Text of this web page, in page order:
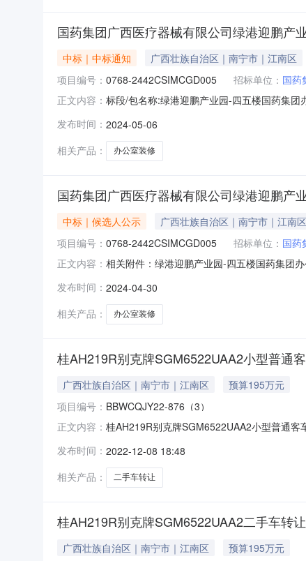
国药集团广西医疗器械有限公司绿港迎鹏产
中标｜中标通知 广西壮族自治区｜南宁市｜江南区
项目编号： 0768-2442CSIMCGD005 招标单位： 国药
正文内容： 标段/包名称:绿港迎鹏产业园-四五楼国药集
公示国药集团广西医疗器械有限公司绿港迎
发布时间： 2024-05-06
相关产品：
办公室装修
国药集团广西医疗器械有限公司绿港迎鹏产
中标｜候选人公示 广西壮族自治区｜南宁市｜江南区
项目编号： 0768-2442CSIMCGD005 招标单位： 国药
正文内容： 相关附件：绿港迎鹏产业园-四五楼国药集团
名：广西华信工程设计股份有限公司，报价
发布时间： 2024-04-30
相关产品：
办公室装修
桂AH219R别克牌SGM6522UAA2小型普通
广西壮族自治区｜南宁市｜江南区
预算195万元
项目编号： BBWCQJY22-876（3）
正文内容： 桂AH219R别克牌SGM6522UAA2小型普通
的概况基本属性车牌号桂AH219R注册日期
发布时间： 2022-12-08 18:48
相关产品：
二手车转让
桂AH219R别克牌SGM6522UAA2二手车转
广西壮族自治区｜南宁市｜江南区
预算195万元